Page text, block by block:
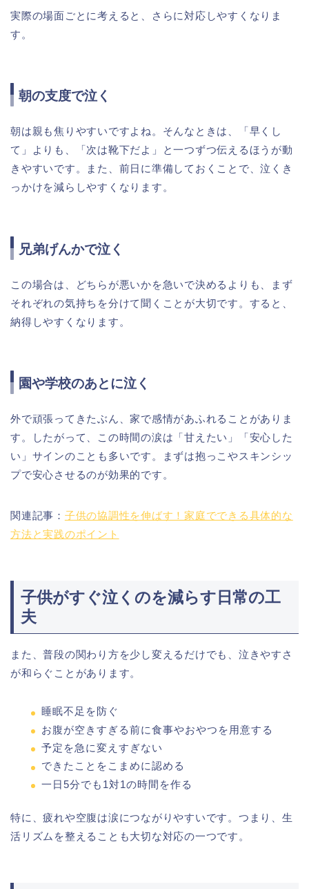
実際の場面ごとに考えると、さらに対応しやすくなりま
す。
朝の支度で泣く
朝は親も焦りやすいですよね。そんなときは、「早くし
て」よりも、「次は靴下だよ」と一つずつ伝えるほうが動
きやすいです。また、前日に準備しておくことで、泣くき
っかけを減らしやすくなります。
兄弟げんかで泣く
この場合は、どちらが悪いかを急いで決めるよりも、まず
それぞれの気持ちを分けて聞くことが大切です。すると、
納得しやすくなります。
園や学校のあとに泣く
外で頑張ってきたぶん、家で感情があふれることがありま
す。したがって、この時間の涙は「甘えたい」「安心した
い」サインのことも多いです。まずは抱っこやスキンシッ
プで安心させるのが効果的です。
関連記事： 子供の協調性を伸ばす！家庭でできる具体的な
方法と実践のポイント
子供がすぐ泣くのを減らす日常の工
夫
また、普段の関わり方を少し変えるだけでも、泣きやすさ
が和らぐことがあります。
睡眠不足を防ぐ
お腹が空きすぎる前に食事やおやつを用意する
予定を急に変えすぎない
できたことをこまめに認める
一日5分でも1対1の時間を作る
特に、疲れや空腹は涙につながりやすいです。つまり、生
活リズムを整えることも大切な対応の一つです。